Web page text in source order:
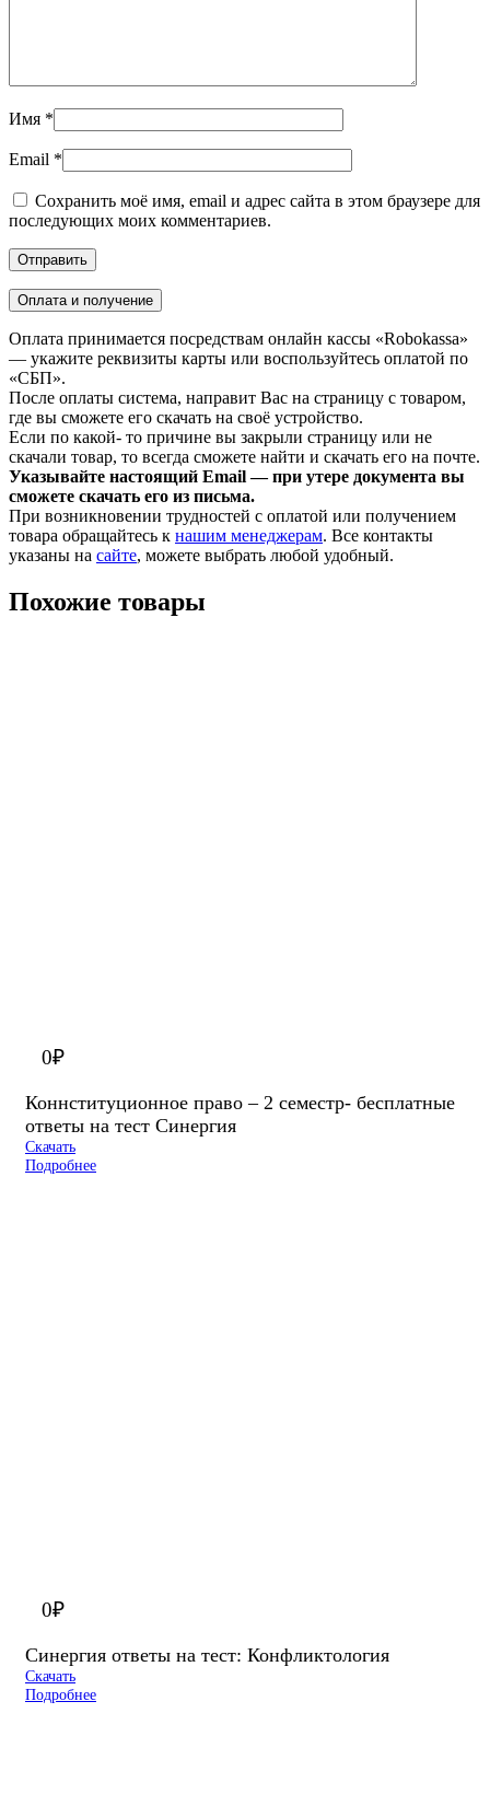
Имя *
Email *
Сохранить моё имя, email и адрес сайта в этом браузере для
последующих моих комментариев.
Оплата и получение
Оплата принимается посредствам онлайн кассы «Robokassa»
— укажите реквизиты карты или воспользуйтесь оплатой по
«СБП».
После оплаты система, направит Вас на страницу с товаром,
где вы сможете его скачать на своё устройство.
Если по какой- то причине вы закрыли страницу или не
скачали товар, то всегда сможете найти и скачать его на почте.
Указывайте настоящий Email — при утере документа вы
сможете скачать его из письма.
При возникновении трудностей с оплатой или получением
товара обращайтесь к нашим менеджерам. Все контакты
указаны на сайте, можете выбрать любой удобный.
Похожие товары
0₽
Коннституционное право – 2 семестр- бесплатные
ответы на тест Синергия
Скачать
Подробнее
0₽
Синергия ответы на тест: Конфликтология
Скачать
Подробнее